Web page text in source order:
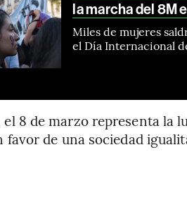
la marcha del 8M
Miles de mujeres
el Día Internacional
8 de marzo representa la
favor de una sociedad